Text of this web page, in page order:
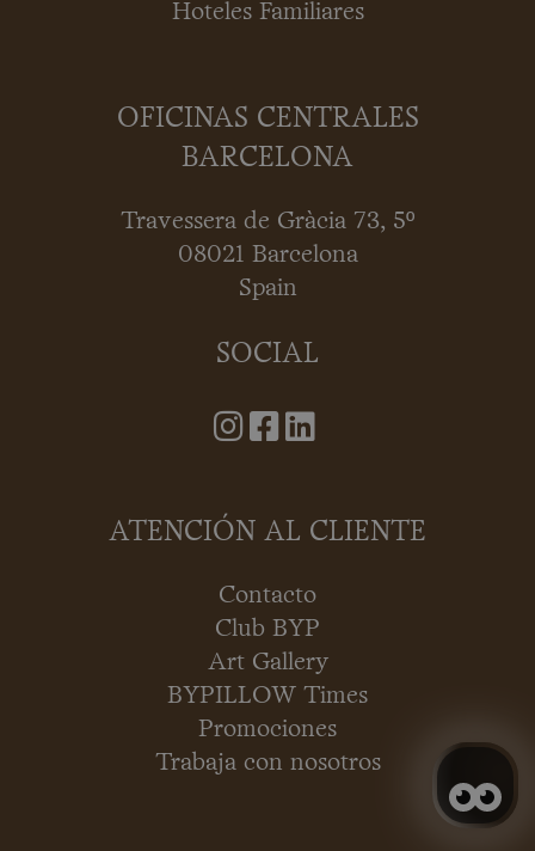
Hoteles Familiares
OFICINAS CENTRALES
BARCELONA
Travessera de Gràcia 73, 5º
08021 Barcelona
Spain
SOCIAL
ATENCIÓN AL CLIENTE
Contacto
Club BYP
Art Gallery
BYPILLOW Times
Promociones
Trabaja con nosotros